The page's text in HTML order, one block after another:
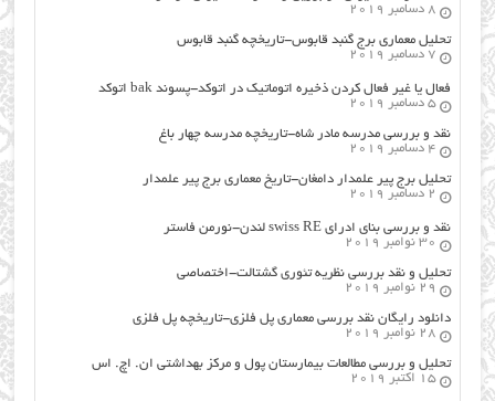
8 دسامبر 2019
تحلیل معماری برج گنبد قابوس-تاریخچه گنبد قابوس
7 دسامبر 2019
فعال یا غیر فعال کردن ذخیره اتوماتیک در اتوکد-پسوند bak اتوکد
5 دسامبر 2019
نقد و بررسی مدرسه مادر شاه-تاریخچه مدرسه چهار باغ
4 دسامبر 2019
تحلیل برج پیر علمدار دامغان-تاریخ معماری برج پیر علمدار
2 دسامبر 2019
نقد و بررسی بنای ادرای swiss RE لندن-نورمن فاستر
30 نوامبر 2019
تحلیل و نقد بررسی نظریه تئوری گشتالت-اختصاصی
29 نوامبر 2019
دانلود رایگان نقد بررسی معماری پل فلزی-تاریخچه پل فلزی
28 نوامبر 2019
تحلیل و بررسی مطالعات بیمارستان پول و مرکز بهداشتی ان. اچ. اس
15 اکتبر 2019